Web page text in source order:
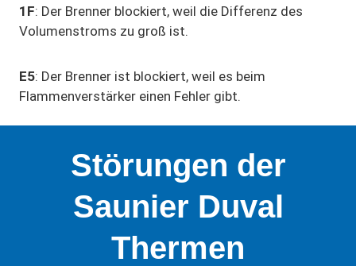
1F: Der Brenner blockiert, weil die Differenz des
Volumenstroms zu groß ist.
E5: Der Brenner ist blockiert, weil es beim
Flammenverstärker einen Fehler gibt.
Störungen der
Saunier Duval
Thermen